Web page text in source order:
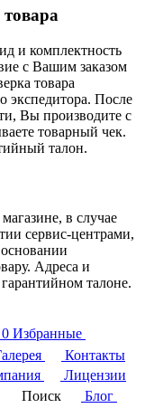
и комплектность
с Вашим заказом
товара
экспедитора. После
Вы производите с
товарный чек.
талон.
в случае
сервис-центрами,
Адреса и
талоне.
0 Избранные
Контакты
Лицензии
Поиск
Блог